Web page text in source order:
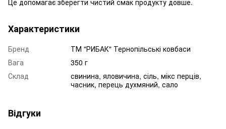
Характеристики
Бренд
ТМ "РИБАК" Тернопільські ковбаси
Вага
350 г
Склад
свинина, яловичина, сіль, мікс перців,
часник, перець духмяний, сало
Відгуки